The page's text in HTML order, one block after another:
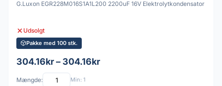
G.Luxon EGR228M016S1A1L200 2200uF 16V Elektrolytkondensator
Udsolgt
Pakke med 100 stk.
304.16kr – 304.16kr
Mængde: Min: 1